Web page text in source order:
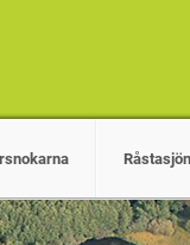
Råstasjön